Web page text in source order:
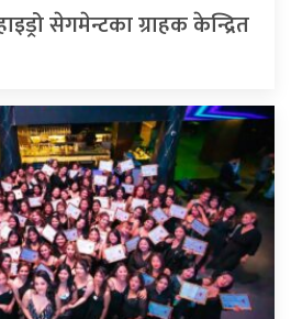
सेगमेन्टका ग्राहक केन्द्रित